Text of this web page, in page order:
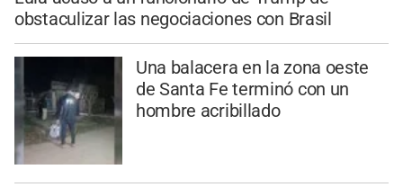
obstaculizar las negociaciones con Brasil
Una balacera en la zona oeste
de Santa Fe terminó con un
hombre acribillado